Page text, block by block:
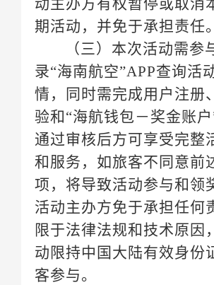
期活动，并免于承担责任。
录
客参与。